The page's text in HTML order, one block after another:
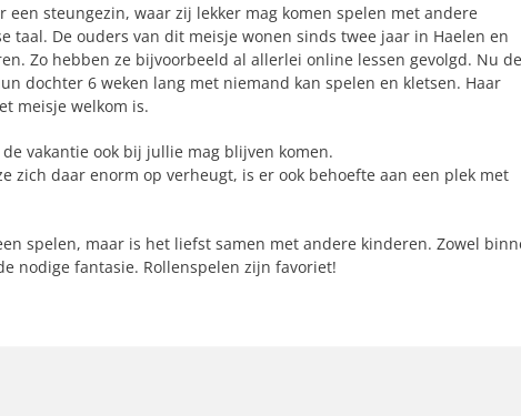
steungezin, waar zij lekker mag komen spelen met andere
taal. De ouders van dit meisje wonen sinds twee jaar in Haelen en
Zo hebben ze bijvoorbeeld al allerlei online lessen gevolgd. Nu de
dochter 6 weken lang met niemand kan spelen en kletsen. Haar
meisje welkom is.
vakantie ook bij jullie mag blijven komen.
zich daar enorm op verheugt, is er ook behoefte aan een plek met
spelen, maar is het liefst samen met andere kinderen. Zowel
nodige fantasie. Rollenspelen zijn favoriet!